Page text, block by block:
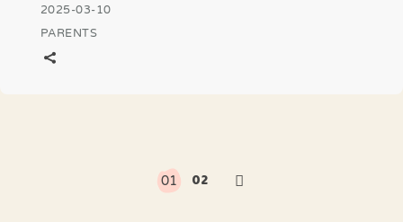
2025-03-10
PARENTS
01 02